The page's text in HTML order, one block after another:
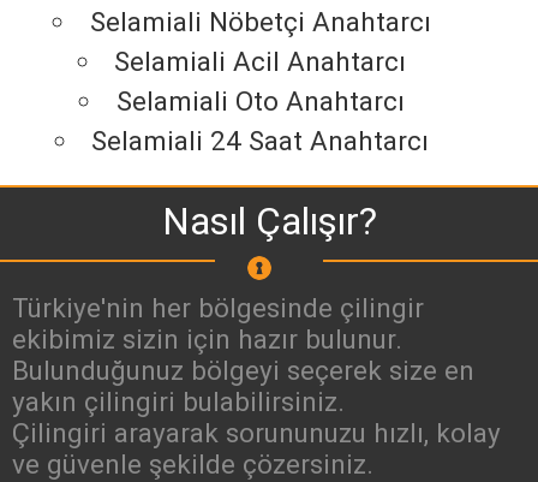
Selamiali Nöbetçi Anahtarcı
Selamiali Acil Anahtarcı
Selamiali Oto Anahtarcı
Selamiali 24 Saat Anahtarcı
Nasıl Çalışır?
Türkiye'nin her bölgesinde çilingir
ekibimiz sizin için hazır bulunur.
Bulunduğunuz bölgeyi seçerek size en
yakın çilingiri bulabilirsiniz.
Çilingiri arayarak sorununuzu hızlı, kolay
ve güvenle şekilde çözersiniz.